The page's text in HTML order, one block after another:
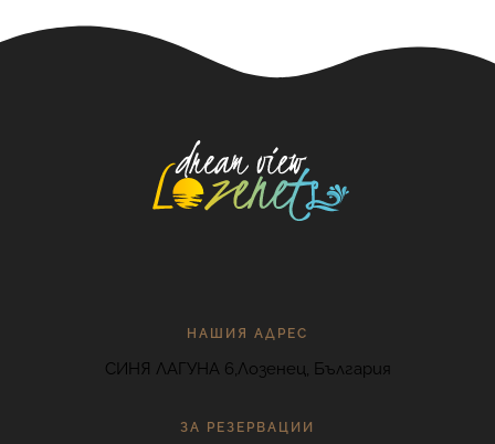
НАШИЯ АДРЕС
СИНЯ ЛАГУНА 6,Лозенец, България
ЗА РЕЗЕРВАЦИИ